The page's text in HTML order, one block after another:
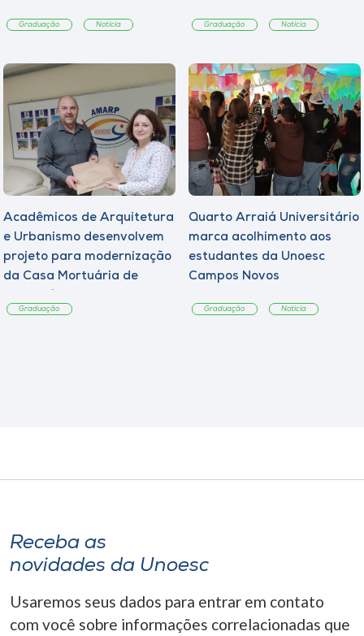
Graduação Notícia Graduação Notícia
Acadêmicos de Arquitetura
e Urbanismo desenvolvem
projeto para modernização
da Casa Mortuária de
Graduação
Quarto Arraiá Universitário
marca acolhimento aos
estudantes da Unoesc
Campos Novos
Graduação Notícia
Receba as
novidades da Unoesc
Usaremos seus dados para entrar em contato
com você sobre informações correlacionadas que